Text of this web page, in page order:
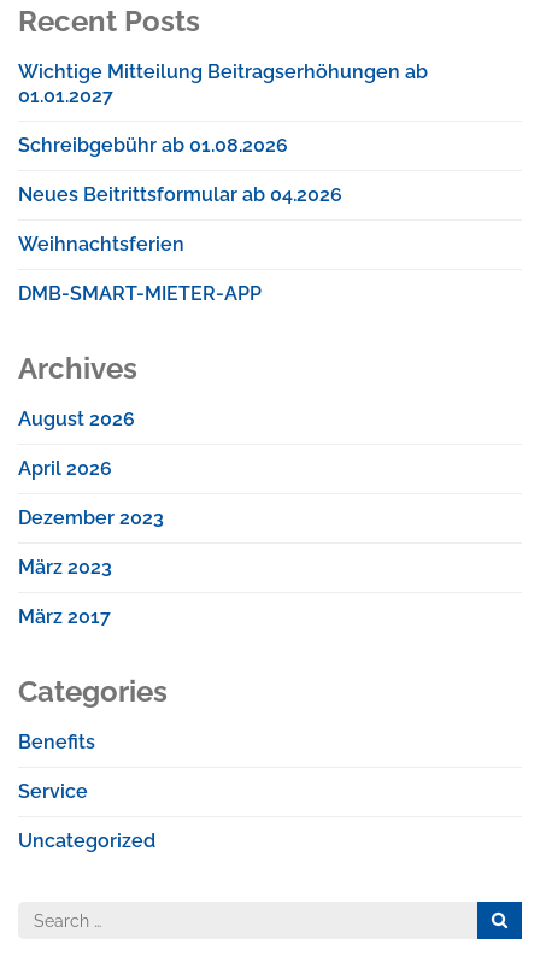
Recent Posts
Wichtige Mitteilung Beitragserhöhungen ab
01.01.2027
Schreibgebühr ab 01.08.2026
Neues Beitrittsformular ab 04.2026
Weihnachtsferien
DMB-SMART-MIETER-APP
Archives
August 2026
April 2026
Dezember 2023
März 2023
März 2017
Categories
Benefits
Service
Uncategorized
Search